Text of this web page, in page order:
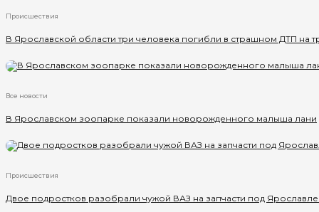
Происшествия
В Ярославской области три человека погибли в страшном ДТП на
Все новости
В Ярославском зоопарке показали новорожденного малыша лани
Происшествия
Двое подростков разобрали чужой ВАЗ на запчасти под